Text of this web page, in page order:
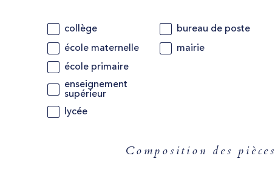
collège
école maternelle
école primaire
enseignement
supérieur
lycée
bureau de poste
mairie
Composition des pièces